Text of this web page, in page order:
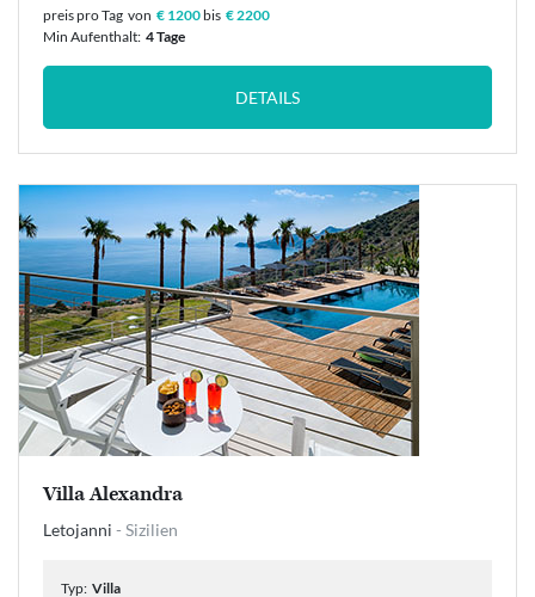
preis pro Tag von € 1200 bis € 2200
Min Aufenthalt: 4 Tage
DETAILS
Villa Alexandra
Letojanni - Sizilien
Typ: Villa